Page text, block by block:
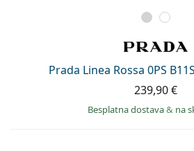
Prada Linea Rossa 0PS
239,90 €
Besplatna dostava& na